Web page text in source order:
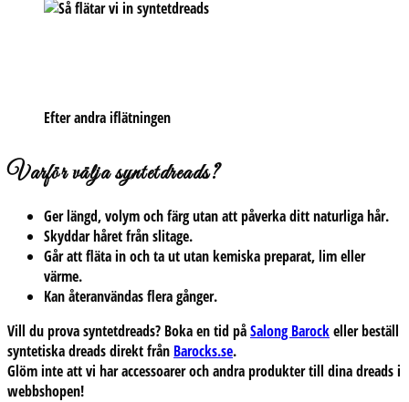
Efter andra iflätningen
Varför välja syntetdreads?
Ger längd, volym och färg utan att påverka ditt naturliga hår.
Skyddar håret från slitage.
Går att fläta in och ta ut utan kemiska preparat, lim eller
värme.
Kan återanvändas flera gånger.
Vill du prova syntetdreads? Boka en tid påSalong Barockeller beställ
syntetiska dreads direkt från Barocks.se.
Glöm inte att vi har accessoarer och andra produkter till dina dreads i
webbshopen!